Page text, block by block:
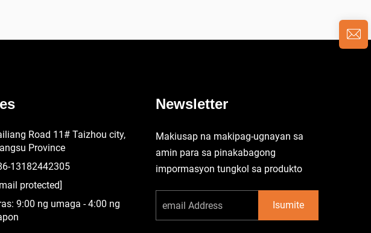
Road 11# Taizhou city,
Province
13182442305
protected]
9:00 ng umaga - 4:00 ng
Newsletter
Makiusap na makipag-ugnayan sa
amin para sa pinakabagong
impormasyon tungkol sa produkto
Isumite